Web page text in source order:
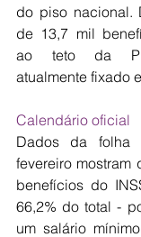
do piso nacional.
de 13,7 mil
ao teto da
atualmente fixado
Calendário oficial
Dados da folha
fevereiro mostram
benefícios do
66,2% do total -
um salário